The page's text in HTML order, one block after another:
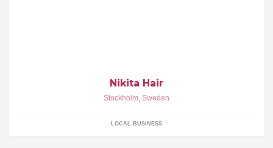
Nikita Hair
Stockholm, Sweden
LOCAL BUSINESS